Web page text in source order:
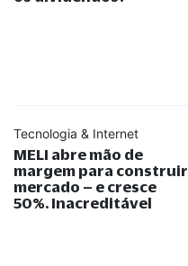
Tecnologia & Internet
MELI abre mão de
margem para construir
mercado – e cresce
50%. Inacreditável